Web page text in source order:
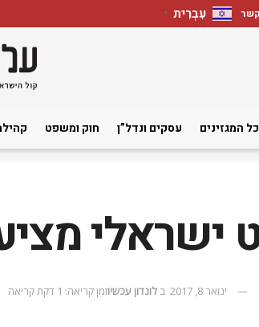
עִבְרִית ▼
כל המגזינים עסקים ונדל”ן חוק ומשפט
ישראלי
ינואר 8, 2017 ב לונדון עכשיוזמן קריאה: 1 דקת קריאה